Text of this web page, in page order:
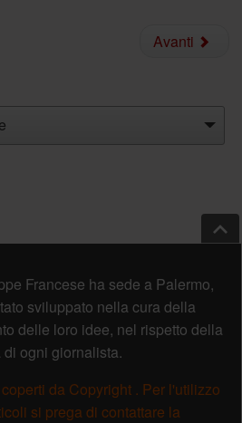
Avanti
Francese ha sede a Palermo,
sviluppato nella cura della
delle loro idee, nel rispetto della
ogni giornalista.
da Copyright . Per l'utilizzo
si prega di contattare la